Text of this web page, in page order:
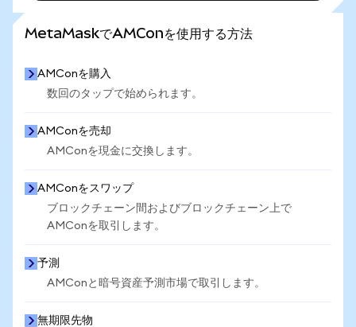
MetaMaskでAMConを使用する方法
AMConを購入
数回のタップで始められます。
AMConを売却
AMConを現金に交換します。
AMConをスワップ
ブロックチェーン間およびブロックチェーン上で
AMConを取引します。
予測
AMConと暗号資産予測市場で取引します。
無期限先物